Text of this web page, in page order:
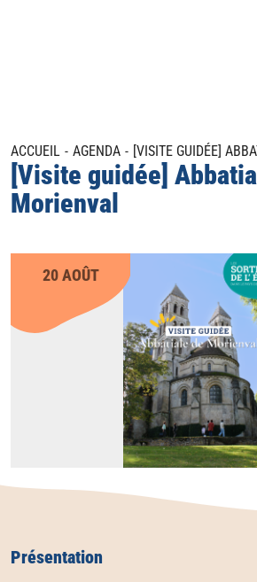
ACCUEIL AGENDA [VISITE GUIDÉE]
[Visite guidée]
Morienval
20 AOÛT
Présentation